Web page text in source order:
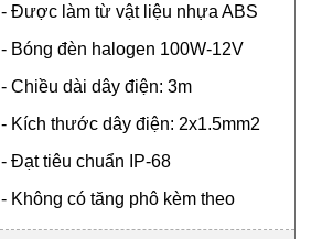
- Được làm từ vật liệu nhựa ABS
- Bóng đèn halogen 100W-12V
- Chiều dài dây điện: 3m
- Kích thước dây điện: 2x1.5mm2
- Đạt tiêu chuẩn IP-68
- Không có tăng phô kèm theo